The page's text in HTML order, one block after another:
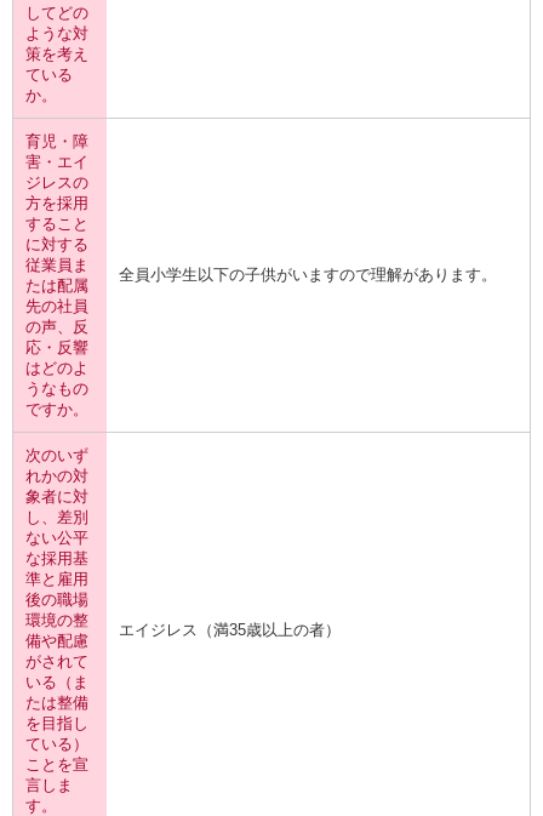
してどの
ような対
策を考え
ている
か。
育児・障
害・エイ
ジレスの
方を採用
すること
に対する
従業員ま
たは配属
先の社員
の声、反
応・反響
はどのよ
うなもの
ですか。
全員小学生以下の子供がいますので理解があります。
次のいず
れかの対
象者に対
し、差別
ない公平
な採用基
準と雇用
後の職場
環境の整
備や配慮
がされて
いる（ま
たは整備
を目指し
ている）
ことを宣
言しま
す。
エイジレス（満35歳以上の者）